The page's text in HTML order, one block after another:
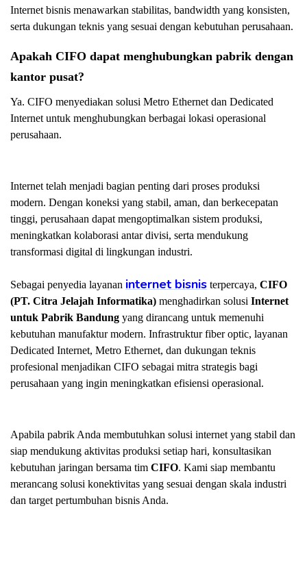
Internet bisnis menawarkan stabilitas, bandwidth yang konsisten,
serta dukungan teknis yang sesuai dengan kebutuhan perusahaan.
Apakah CIFO dapat menghubungkan pabrik dengan
kantor pusat?
Ya. CIFO menyediakan solusi Metro Ethernet dan Dedicated
Internet untuk menghubungkan berbagai lokasi operasional
perusahaan.
Internet telah menjadi bagian penting dari proses produksi
modern. Dengan koneksi yang stabil, aman, dan berkecepatan
tinggi, perusahaan dapat mengoptimalkan sistem produksi,
meningkatkan kolaborasi antar divisi, serta mendukung
transformasi digital di lingkungan industri.
Sebagai penyedia layanan internet bisnis terpercaya, CIFO
(PT. Citra Jelajah Informatika) menghadirkan solusi Internet
untuk Pabrik Bandung yang dirancang untuk memenuhi
kebutuhan manufaktur modern. Infrastruktur fiber optic, layanan
Dedicated Internet, Metro Ethernet, dan dukungan teknis
profesional menjadikan CIFO sebagai mitra strategis bagi
perusahaan yang ingin meningkatkan efisiensi operasional.
Apabila pabrik Anda membutuhkan solusi internet yang stabil dan
siap mendukung aktivitas produksi setiap hari, konsultasikan
kebutuhan jaringan bersama tim CIFO. Kami siap membantu
merancang solusi konektivitas yang sesuai dengan skala industri
dan target pertumbuhan bisnis Anda.